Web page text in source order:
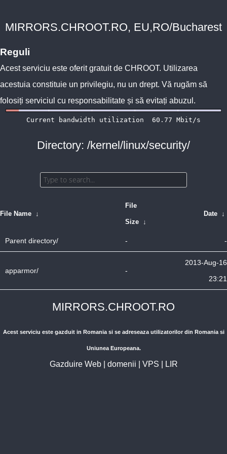
MIRRORS.CHROOT.RO, EU,RO/Bucharest
Reguli
Acest serviciu este oferit gratuit de CHROOT. Utilizarea
acestuia constituie un privilegiu, nu un drept. Vă rugăm să
folosiți serviciul cu responsabilitate și să evitați abuzul.
Directory: /kernel/linux/security/
File Name ↓
File
Size ↓
Date ↓
Parent directory/ - -
apparmor/ -
2013-Aug-16
23:21
MIRRORS.CHROOT.RO
Acest serviciu este gazduit in Romania si se adreseaza utilizatorilor din Romania si
Uniunea Europeana.
Gazduire Web| domenii VPS LIR